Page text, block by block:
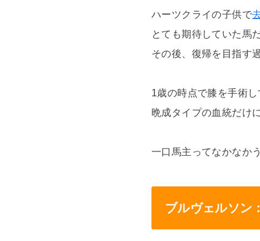
ハーツクライの子供で
とても期待していた馬
その後、復帰を目指す
1歳の時点で膝を手術
晩成タイプの血統だけ
一口馬主ってなかなか
ブルヴェルソン